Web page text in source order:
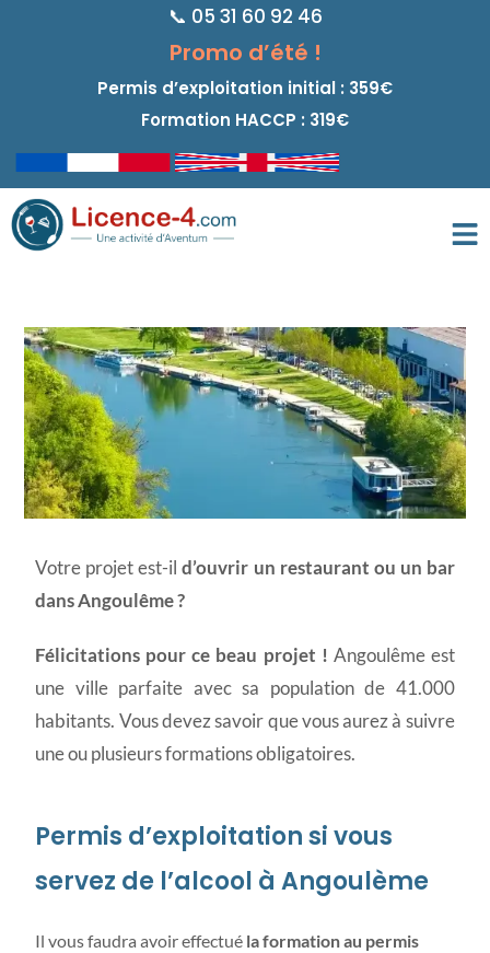
📞 05 31 60 92 46
Promo d’été !
Permis d’exploitation initial : 359€
Formation HACCP : 319€
Angoulême
Votre projet est-ild’ouvrir un restaurant ou un bar
dans Angoulême ?
Félicitations pour ce beau projet ! Angoulême est
une ville parfaite avec sa population de 41.000
habitants. Vous devez savoir que vous aurez à suivre
une ou plusieurs formations obligatoires.
Permis d’exploitation si vous
servez de l’alcool à Angoulème
Il vous faudra avoir effectué la formation au permis